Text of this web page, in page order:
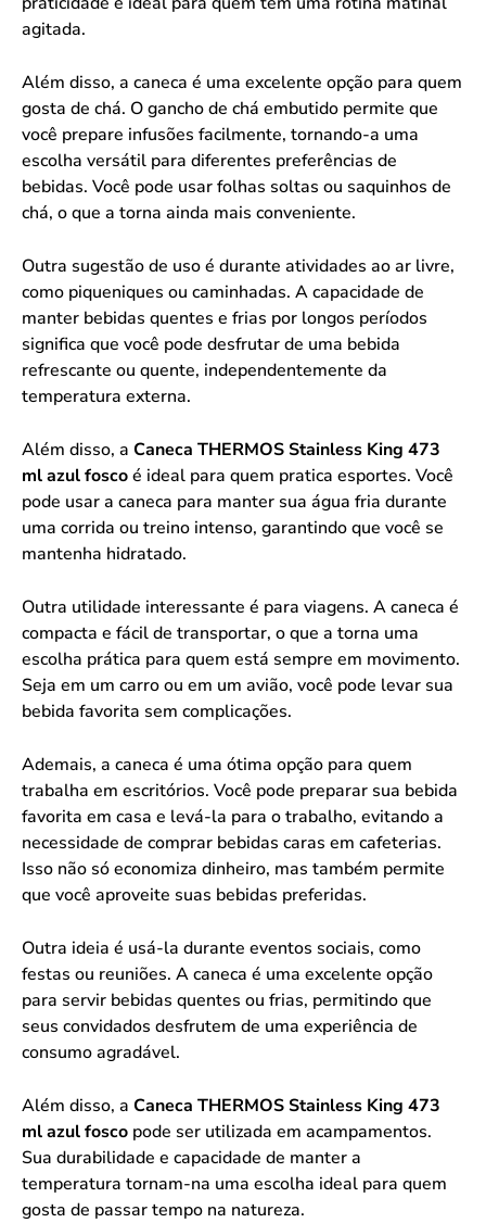
agitada.
Além disso, a caneca é uma excelente opção para quem
gosta de chá. O gancho de chá embutido permite que
você prepare infusões facilmente, tornando-a uma
escolha versátil para diferentes preferências de
bebidas. Você pode usar folhas soltas ou saquinhos de
chá, o que a torna ainda mais conveniente.
Outra sugestão de uso é durante atividades ao ar livre,
como piqueniques ou caminhadas. A capacidade de
manter bebidas quentes e frias por longos períodos
significa que você pode desfrutar de uma bebida
refrescante ou quente, independentemente da
temperatura externa.
Além disso, a Caneca THERMOS Stainless King 473
ml azul foscoé ideal para quem pratica esportes. Você
pode usar a caneca para manter sua água fria durante
uma corrida ou treino intenso, garantindo que você se
mantenha hidratado.
Outra utilidade interessante é para viagens. A caneca é
compacta e fácil de transportar, o que a torna uma
escolha prática para quem está sempre em movimento.
Seja em um carro ou em um avião, você pode levar sua
bebida favorita sem complicações.
Ademais, a caneca é uma ótima opção para quem
trabalha em escritórios. Você pode preparar sua bebida
favorita em casa e levá-la para o trabalho, evitando a
necessidade de comprar bebidas caras em cafeterias.
Isso não só economiza dinheiro, mas também permite
que você aproveite suas bebidas preferidas.
Outra ideia é usá-la durante eventos sociais, como
festas ou reuniões. A caneca é uma excelente opção
para servir bebidas quentes ou frias, permitindo que
seus convidados desfrutem de uma experiência de
consumo agradável.
Além disso, a Caneca THERMOS Stainless King 473
ml azul fosco pode ser utilizada em acampamentos.
Sua durabilidade e capacidade de manter a
temperatura tornam-na uma escolha ideal para quem
gosta de passar tempo na natureza.